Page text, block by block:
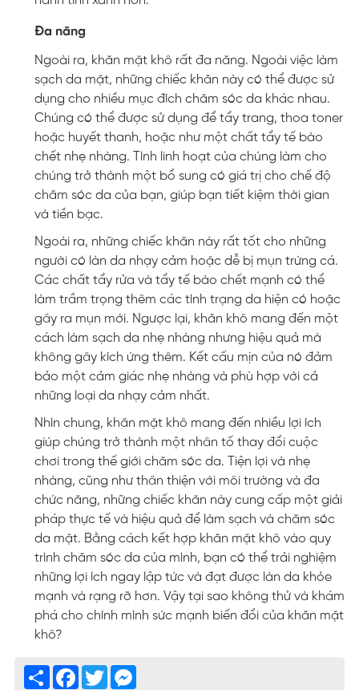
Đa năng
Ngoài ra, khăn mặt khô rất đa năng. Ngoài việc làm
sạch da mặt, những chiếc khăn này có thể được sử
dụng cho nhiều mục đích chăm sóc da khác nhau.
Chúng có thể được sử dụng để tẩy trang, thoa toner
hoặc huyết thanh, hoặc như một chất tẩy tế bào
chết nhẹ nhàng. Tính linh hoạt của chúng làm cho
chúng trở thành một bổ sung có giá trị cho chế độ
chăm sóc da của bạn, giúp bạn tiết kiệm thời gian
và tiền bạc.
Ngoài ra, những chiếc khăn này rất tốt cho những
người có làn da nhạy cảm hoặc dễ bị mụn trứng cá.
Các chất tẩy rửa và tẩy tế bào chết mạnh có thể
làm trầm trọng thêm các tình trạng da hiện có hoặc
gây ra mụn mới. Ngược lại, khăn khô mang đến một
cách làm sạch da nhẹ nhàng nhưng hiệu quả mà
không gây kích ứng thêm. Kết cấu mịn của nó đảm
bảo một cảm giác nhẹ nhàng và phù hợp với cả
những loại da nhạy cảm nhất.
Nhìn chung, khăn mặt khô mang đến nhiều lợi ích
giúp chúng trở thành một nhân tố thay đổi cuộc
chơi trong thế giới chăm sóc da. Tiện lợi và nhẹ
nhàng, cũng như thân thiện với môi trường và đa
chức năng, những chiếc khăn này cung cấp một giải
pháp thực tế và hiệu quả để làm sạch và chăm sóc
da mặt. Bằng cách kết hợp khăn mặt khô vào quy
trình chăm sóc da của mình, bạn có thể trải nghiệm
những lợi ích ngay lập tức và đạt được làn da khỏe
mạnh và rạng rỡ hơn. Vậy tại sao không thử và khám
phá cho chính mình sức mạnh biến đổi của khăn mặt
khô?
ShareFacebook
TwitterMessenger